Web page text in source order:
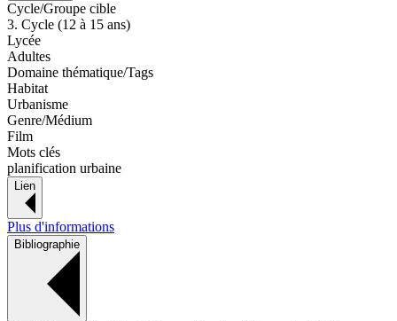
Cycle/Groupe cible
3. Cycle (12 à 15 ans)
Lycée
Adultes
Domaine thématique/Tags
Habitat
Urbanisme
Genre/Médium
Film
Mots clés
planification urbaine
Lien
Plus d'informations
Bibliographie